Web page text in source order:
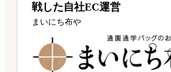
戦した自社EC運営
まいにち布や